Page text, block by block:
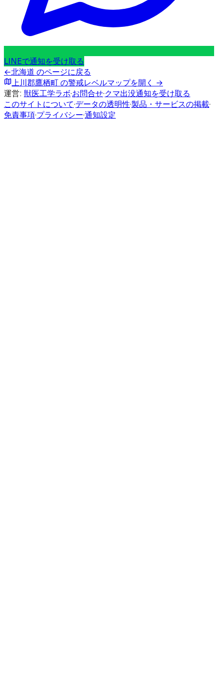
LINEで通知を受け取る
←北海道 のページに戻る
上川郡鷹栖町の警戒レベルマップを開く →
運営: 獣医工学ラボ·お問合せ·クマ出没通知を受け取る
このサイトについて·データの透明性·製品・サービスの掲載·
免責事項·プライバシー·通知設定